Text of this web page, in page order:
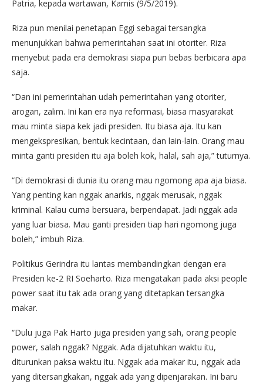
Patria, kepada wartawan, Kamis (9/5/2019).
Riza pun menilai penetapan Eggi sebagai tersangka
menunjukkan bahwa pemerintahan saat ini otoriter. Riza
menyebut pada era demokrasi siapa pun bebas berbicara apa
saja.
“Dan ini pemerintahan udah pemerintahan yang otoriter,
arogan, zalim. Ini kan era nya reformasi, biasa masyarakat
mau minta siapa kek jadi presiden. Itu biasa aja. Itu kan
mengekspresikan, bentuk kecintaan, dan lain-lain. Orang mau
minta ganti presiden itu aja boleh kok, halal, sah aja,” tuturnya.
“Di demokrasi di dunia itu orang mau ngomong apa aja biasa.
Yang penting kan nggak anarkis, nggak merusak, nggak
kriminal. Kalau cuma bersuara, berpendapat. Jadi nggak ada
yang luar biasa. Mau ganti presiden tiap hari ngomong juga
boleh,” imbuh Riza.
Politikus Gerindra itu lantas membandingkan dengan era
Presiden ke-2 RI Soeharto. Riza mengatakan pada aksi people
power saat itu tak ada orang yang ditetapkan tersangka
makar.
“Dulu juga Pak Harto juga presiden yang sah, orang people
power, salah nggak? Nggak. Ada dijatuhkan waktu itu,
diturunkan paksa waktu itu. Nggak ada makar itu, nggak ada
yang ditersangkakan, nggak ada yang dipenjarakan. Ini baru